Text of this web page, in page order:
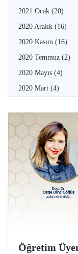
2021 Ocak (20)
2020 Aralık (16)
2020 Kasım (16)
2020 Temmuz (2)
2020 Mayıs (4)
2020 Mart (4)
Öğretim